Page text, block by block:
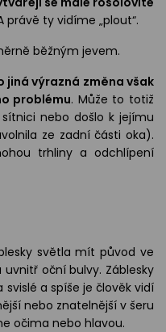
právě ty vidíme „plout“.
běžným jevem.
jiná výrazná změna však
problému. Může to totiž
nebo došlo k jejímu
ze zadní části oka).
trhliny a odchlípení
světla mít původ ve
oční bulvy. Záblesky
a spíše je člověk vidí
nebo znatelnější v šeru
očima nebo hlavou.